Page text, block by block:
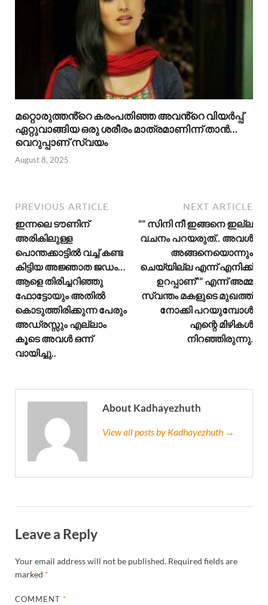
മറ്റൊരുത്തൻ്റെ കരംപതിഞ്ഞ അവൻ്റെ വിയർപ്പ്
ഏറ്റുവാങ്ങിയ ഒരു ശരീരം മാത്രമാണിന്ന് താൻ…
വെറുപ്പാണ് സ്വയം
August 8, 2025
PREVIOUS ARTICLE
ഇന്നലെ ടൗണിന്
അരികിലുള്ള
പൊന്തക്കാട്ടിൽ വച്ച് കണ്ട
കിട്ടിയ അജ്ഞാത ജഡം…
ആളെ തിരിച്ചറിഞ്ഞു
ഫോട്ടോയും അതിൽ
കൊടുത്തിരിക്കുന്ന പേരും
അഡ്രസ്സും എല്ലാം
കൂടെ അവൾ ഒന്ന്
വായിച്ചു..
NEXT ARTICLE
“” സിനി നീ ഇങ്ങനെ ഇല്ല
വചനം പറയരുത്.. അവൾ
അങ്ങനെയൊന്നും
ചെയ്യില്ല എന്ന് എനിക്ക്
ഉറപ്പാണ്”” എന്ന് അമ്മ
സ്വന്തം മകളുടെ മുഖത്ത്
നോക്കി പറയുമ്പോൾ
എന്റെ മിഴികൾ
നിറഞ്ഞിരുന്നു.
About Kadhayezhuth
View all posts by Kadhayezhuth →
Leave a Reply
Your email address will not be published. Required fields are
marked *
COMMENT*